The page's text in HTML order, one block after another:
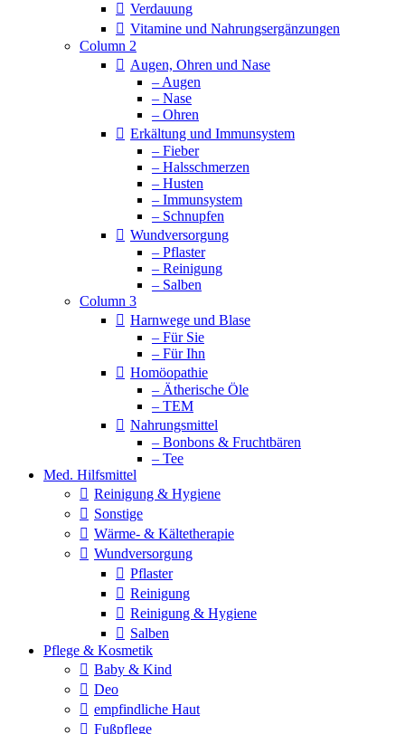
Verdauung
Vitamine und Nahrungsergänzungen
Column 2
Augen, Ohren und Nase
– Augen
– Nase
– Ohren
Erkältung und Immunsystem
– Fieber
– Halsschmerzen
– Husten
– Immunsystem
– Schnupfen
Wundversorgung
– Pflaster
– Reinigung
– Salben
Column 3
Harnwege und Blase
– Für Sie
– Für Ihn
Homöopathie
– Ätherische Öle
– TEM
Nahrungsmittel
– Bonbons & Fruchtbären
– Tee
Med. Hilfsmittel
Reinigung & Hygiene
Sonstige
Wärme- & Kältetherapie
Wundversorgung
Pflaster
Reinigung
Reinigung & Hygiene
Salben
Pflege & Kosmetik
Baby & Kind
Deo
empfindliche Haut
Fußpflege